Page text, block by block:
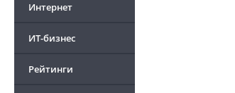
Интернет
ИТ-бизнес
Рейтинги